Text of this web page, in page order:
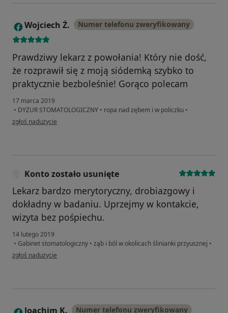
W Wojciech Ż. Numer telefonu zweryfikowany
Prawdziwy lekarz z powołania! Który nie dość,
że rozprawił się z moją siódemką szybko to
praktycznie bezboleśnie! Gorąco polecam
17 marca 2019
• DYŻUR STOMATOLOGICZNY • ropa nad zębem i w policzku •
w opinii użytkownika Wojciech Ż.
zgłoś nadużycie
Konto zostało usunięte
Lekarz bardzo merytoryczny, drobiazgowy i
dokładny w badaniu. Uprzejmy w kontakcie,
wizyta bez pośpiechu.
14 lutego 2019
• Gabinet stomatologiczny • ząb i ból w okolicach ślinianki przyusznej •
w opinii użytkownika Konto zostało usunięte
zgłoś nadużycie
J Joachim K. Numer telefonu zweryfikowany